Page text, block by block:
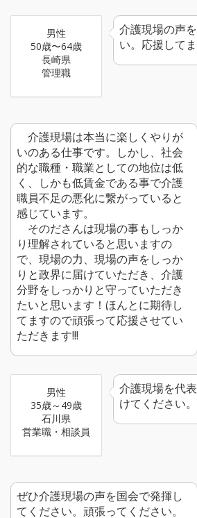
男性
50歳〜64歳
長崎県
管理職
介護現場の声
い。応援してま
介護現場は本当に楽しくやりが
いのある仕事です。しかし、社会
的な職種・職業としての地位は低
く、しかも低賃金である事で介護
職員不足の悪化に繋がっていると
感じています。
そのださんは現場の事もしっか
り理解されていると思いますの
で、現場の力、現場の声をしっか
りと政界に届けていただき、介護
分野をしっかりと守っていただき
たいと思います！ほんとに期待し
てますので頑張って応援させてい
ただきます!!!
男性
35歳～49歳
石川県
営業職・相談員
介護現場を代
けてください。
ぜひ介護現場の声を国会で発揮し
てください。頑張ってください。